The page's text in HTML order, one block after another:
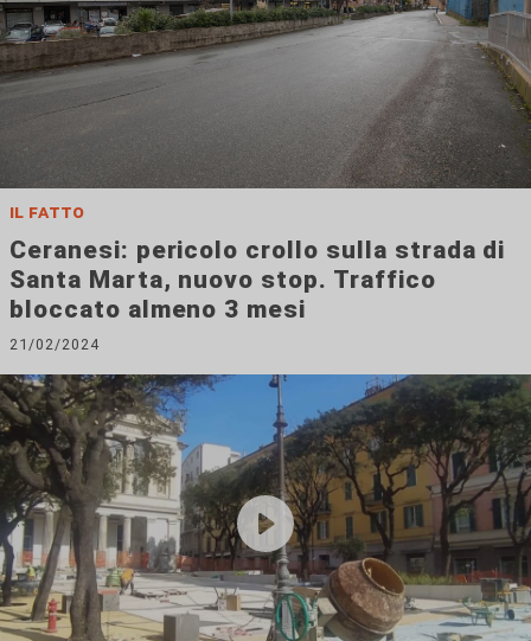
il fatto
Ceranesi: pericolo crollo sulla strada di
Santa Marta, nuovo stop. Traffico
bloccato almeno 3 mesi
21/02/2024